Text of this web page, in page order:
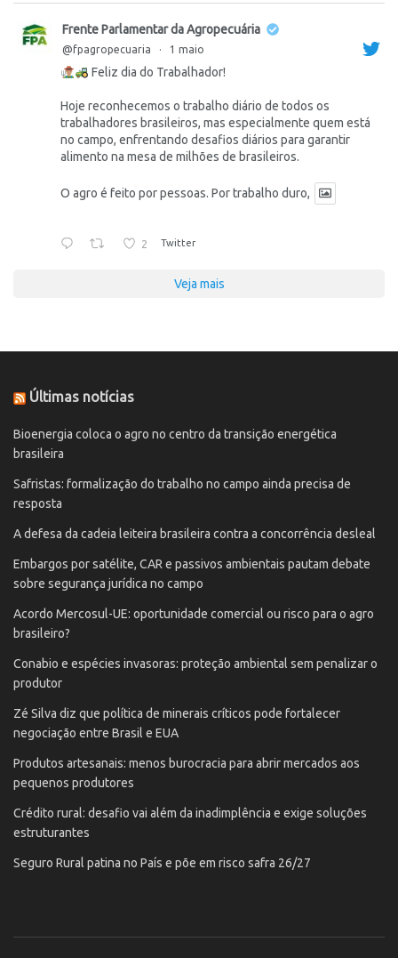
Frente Parlamentar da Agropecuária
@fpagropecuaria · 1 maio
Feliz dia do Trabalhador!
Hoje reconhecemos o trabalho diário de todos os
trabalhadores brasileiros, mas especialmente quem está
no campo, enfrentando desafios diários para garantir
alimento na mesa de milhões de brasileiros.
O agro é feito por pessoas. Por trabalho duro,
2 Twitter
Veja mais
Últimas notícias
Bioenergia coloca o agro no centro da transição energética
brasileira
Safristas: formalização do trabalho no campo ainda precisa de
resposta
A defesa da cadeia leiteira brasileira contra a concorrência desleal
Embargos por satélite, CAR e passivos ambientais pautam debate
sobre segurança jurídica no campo
Acordo Mercosul-UE: oportunidade comercial ou risco para o agro
brasileiro?
Conabio e espécies invasoras: proteção ambiental sem penalizar o
produtor
Zé Silva diz que política de minerais críticos pode fortalecer
negociação entre Brasil e EUA
Produtos artesanais: menos burocracia para abrir mercados aos
pequenos produtores
Crédito rural: desafio vai além da inadimplência e exige soluções
estruturantes
Seguro Rural patina no País e põe em risco safra 26/27